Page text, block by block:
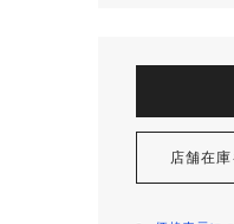
店舗在